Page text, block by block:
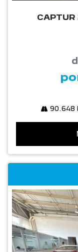
CAPTUR
90.648